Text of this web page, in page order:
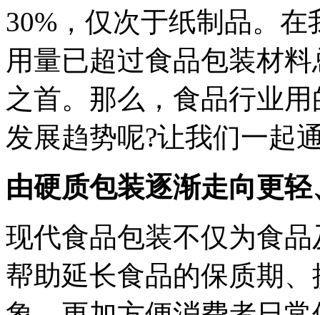
30%，仅次于纸制品。
用量已超过食品包装材
之首。那么，食品行业
发展趋势呢?让我们一起
由硬质包装逐渐走向更
现代食品包装不仅为食
帮助延长食品的保质期